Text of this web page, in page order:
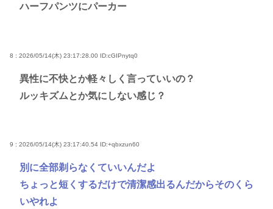
ハーフパンツにパーカー
8 : 2026/05/14(木) 23:17:28.00 ID:cGIPnytq0
異性に不快とか軽々しく言っていいの？
ルッキズムとか気にしない感じ？
9 : 2026/05/14(木) 23:17:40.54 ID:+qbxzun60
別に全部剃らなくていいんだよ
ちょっと短くするだけで清潔感出るんだからそのくら
いやれよ